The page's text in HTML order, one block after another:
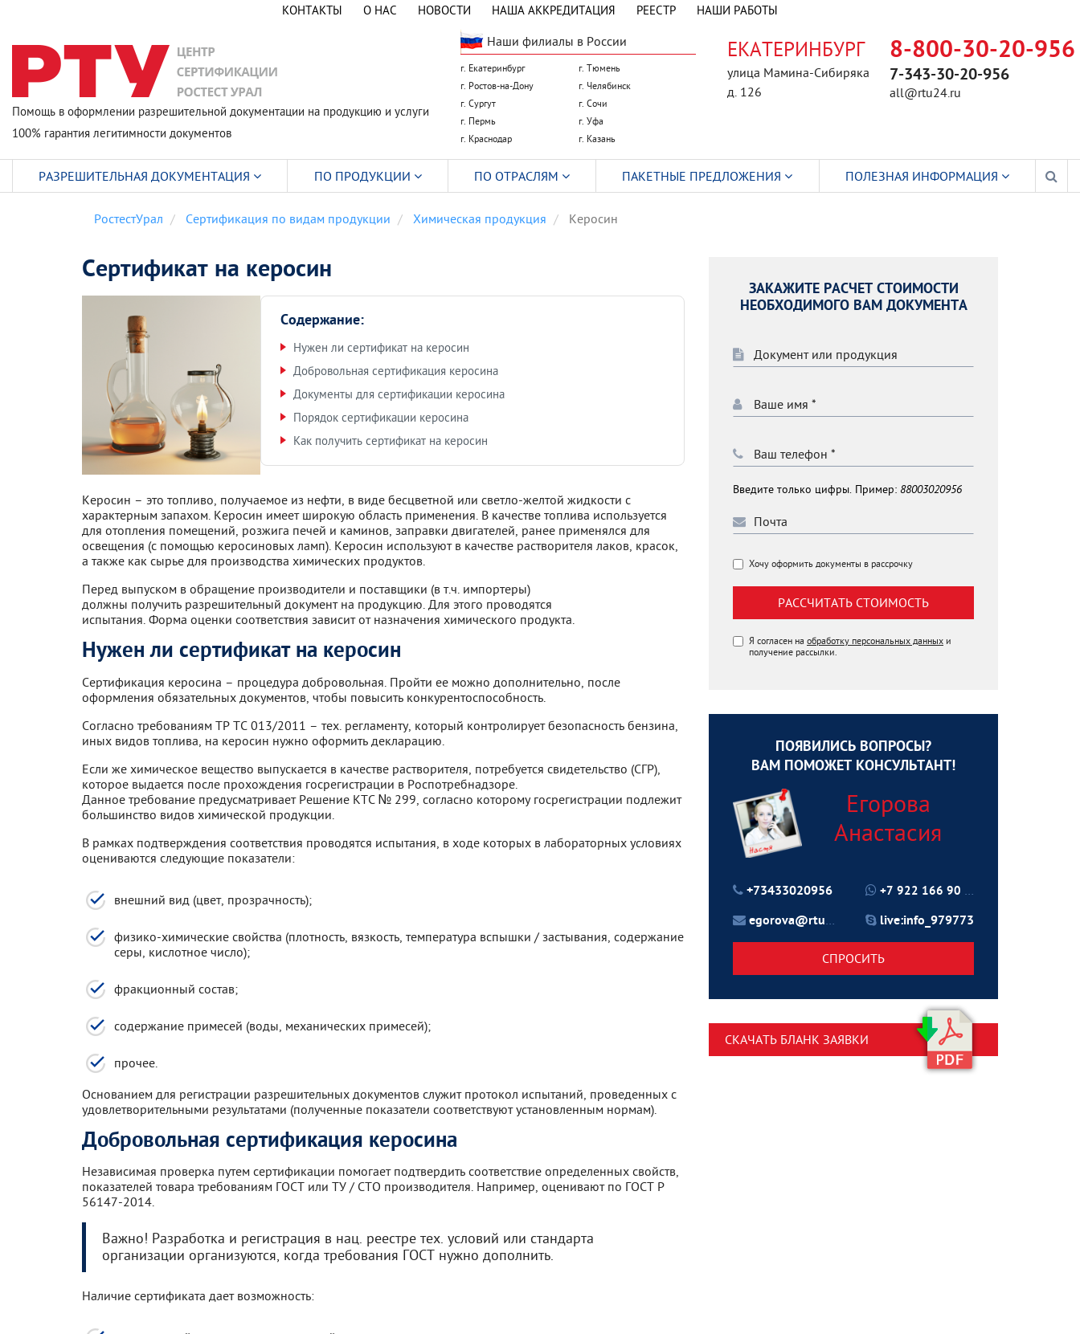
КОНТАКТЫ О НАС НОВОСТИ НАША АККРЕДИТАЦИЯ РЕЕСТР НАШИ РАБОТЫ
Помощь в оформлении разрешительной документации на продукцию и услуги
100% гарантия легитимности документов
Наши филиалы в России
г. Екатеринбург
г. Тюмень
г. Ростов-на-Дону
г. Челябинск
г. Сургут
г. Сочи
г. Пермь
г. Уфа
г. Краснодар
г. Казань
ЕКАТЕРИНБУРГ
улица Мамина-Сибиряка
д. 126
8-800-30-20-956
7-343-30-20-956
all@rtu24.ru
РостестУрал Сертификация по видам продукции Химическая продукция Керосин
Сертификат на керосин
Содержание:
Нужен ли сертификат на керосин
Добровольная сертификация керосина
Документы для сертификации керосина
Порядок сертификации керосина
Как получить сертификат на керосин
Керосин – это топливо, получаемое из нефти, в виде бесцветной или светло-желтой жидкости с
характерным запахом. Керосин имеет широкую область применения. В качестве топлива используется
для отопления помещений, розжига печей и каминов, заправки двигателей, ранее применялся для
освещения (с помощью керосиновых ламп). Керосин используют в качестве растворителя лаков, красок,
а также как сырье для производства химических продуктов.
Перед выпуском в обращение производители и поставщики (в т.ч. импортеры)
должны получить разрешительный документ на продукцию. Для этого проводятся
испытания. Форма оценки соответствия зависит от назначения химического продукта.
Нужен ли сертификат на керосин
Сертификация керосина – процедура добровольная. Пройти ее можно дополнительно, после
оформления обязательных документов, чтобы повысить конкурентоспособность.
Согласно требованиям ТР ТС 013/2011 – тех. регламенту, который контролирует безопасность бензина,
иных видов топлива, на керосин нужно оформить декларацию.
Если же химическое вещество выпускается в качестве растворителя, потребуется свидетельство (СГР),
которое выдается после прохождения госрегистрации в Роспотребнадзоре.
Данное требование предусматривает Решение КТС № 299, согласно которому госрегистрации подлежит
большинство видов химической продукции.
В рамках подтверждения соответствия проводятся испытания, в ходе которых в лабораторных условиях
оцениваются следующие показатели:
внешний вид (цвет, прозрачность);
физико-химические свойства (плотность, вязкость, температура вспышки / застывания, содержание
серы, кислотное число);
фракционный состав;
содержание примесей (воды, механических примесей);
прочее.
Основанием для регистрации разрешительных документов служит протокол испытаний, проведенных с
удовлетворительными результатами (полученные показатели соответствуют установленным нормам).
Добровольная сертификация керосина
Независимая проверка путем сертификации помогает подтвердить соответствие определенных свойств,
показателей товара требованиям ГОСТ или ТУ / СТО производителя. Например, оценивают по ГОСТ Р
56147-2014.
Важно! Разработка и регистрация в нац. реестре тех. условий или стандарта
организации организуются, когда требования ГОСТ нужно дополнить.
Наличие сертификата дает возможность:
ЗАКАЖИТЕ РАСЧЕТ СТОИМОСТИ
НЕОБХОДИМОГО ВАМ ДОКУМЕНТА
Введите только цифры. Пример: 88003020956
Хочу оформить документы в рассрочку
РАССЧИТАТЬ СТОИМОСТЬ
Я согласен на обработку персональных данных и
получение рассылки.
ПОЯВИЛИСЬ ВОПРОСЫ?
ВАМ ПОМОЖЕТ КОНСУЛЬТАНТ!
Егорова
Анастасия
+73433020956
egorova@rtu24.ru
+7 922 166 90 70
live:info_979773
СПРОСИТЬ
СКАЧАТЬ БЛАНК ЗАЯВКИ
РАЗРЕШИТЕЛЬНАЯ ДОКУМЕНТАЦИЯ ПО ПРОДУКЦИИ ПО ОТРАСЛЯМ ПАКЕТНЫЕ ПРЕДЛОЖЕНИЯ ПОЛЕЗНАЯ ИНФОРМАЦИЯ